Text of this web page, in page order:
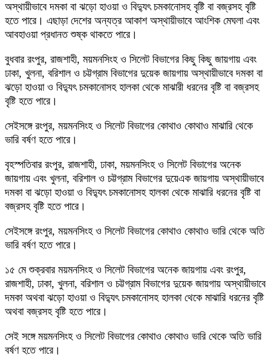
অস্থায়ীভাবে দমকা বা ঝড়ো হাওয়া ও বিদ্যুৎ চমকানোসহ বৃষ্টি বা বজ্রসহ বৃষ্টি
হতে পারে। এছাড়া দেশের অন্যত্র আকাশ অস্থায়ীভাবে আংশিক মেঘলা এবং
আবহাওয়া প্রধানত শুষ্ক থাকতে পারে।
বুধবার রংপুর, রাজশাহী, ময়মনসিংহ ও সিলেট বিভাগের কিছু কিছু জায়গায় এবং
ঢাকা, খুলনা, বরিশাল ও চট্টগ্রাম বিভাগের দুয়েক জায়গায় অস্থায়ীভাবে দমকা বা
ঝড়ো হাওয়া ও বিদ্যুৎ চমকানোসহ হালকা থেকে মাঝারী ধরনের বৃষ্টি বা বজ্রসহ
বৃষ্টি হতে পারে।
সেইসঙ্গে রংপুর, ময়মনসিংহ ও সিলেট বিভাগের কোথাও কোথাও মাঝারি থেকে
ভারি বর্ষণ হতে পারে।
বৃহস্পতিবার রংপুর, রাজশাহী, ঢাকা, ময়মনসিংহ ও সিলেট বিভাগের অনেক
জায়গায় এবং খুলনা, বরিশাল ও চট্টগ্রাম বিভাগের দুয়েএক জায়গায় অস্থায়ীভাবে
দমকা বা ঝড়ো হাওয়া ও বিদ্যুৎ চমকানোসহ হালকা থেকে মাঝারি ধরনের বৃষ্টি বা
বজ্রসহ বৃষ্টি হতে পারে।
সেইসঙ্গে রংপুর, ময়মনসিংহ ও সিলেট বিভাগের কোথাও কোথাও ভারি থেকে অতি
ভারি বর্ষণ হতে পারে।
১৫ মে শুক্রবার ময়মনসিংহ ও সিলেট বিভাগের অনেক জায়গায় এবং রংপুর,
রাজশাহী, ঢাকা, খুলনা, বরিশাল ও চট্টগ্রাম বিভাগের দুয়েক জায়গায় অস্থায়ীভাবে
দমকা অথবা ঝড়ো হাওয়া ও বিদ্যুৎ চমকানোসহ হালকা থেকে মাঝারি ধরনের বৃষ্টি
অথবা বজ্রসহ বৃষ্টি হতে পারে।
সেই সঙ্গে ময়মনসিংহ ও সিলেট বিভাগের কোথাও কোথাও ভারি থেকে অতি ভারি
বর্ষণ হতে পারে।